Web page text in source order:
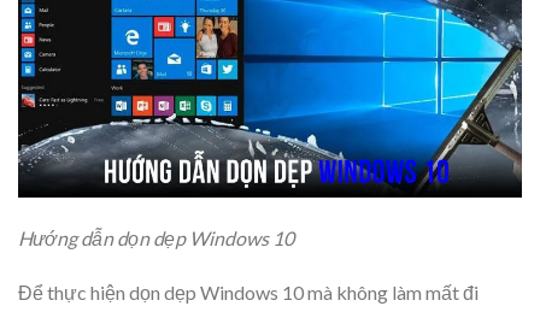
Hướng dẫn dọn dẹp Windows 10
Để thực hiện dọn dẹp Windows 10 mà không làm mất đi